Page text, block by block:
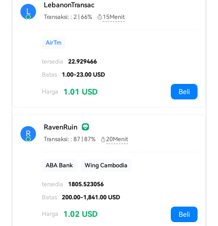
L
LebanonTransac
Transaksi: : 2 | 66% 15Menit
AirTm
tersedia
22.929466
Batas
1.00-23.00 USD
Harga 1.01 USD Beli
R
RavenRuin
Transaksi: : 87 | 87% 20Menit
ABA Bank Wing Cambodia
tersedia
1805.523056
Batas
200.00-1,841.00 USD
Harga 1.02 USD Beli